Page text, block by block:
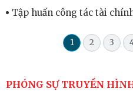
Tập huấn công tác tài
1 2 3
PHÓNG SỰ TRUYỀN